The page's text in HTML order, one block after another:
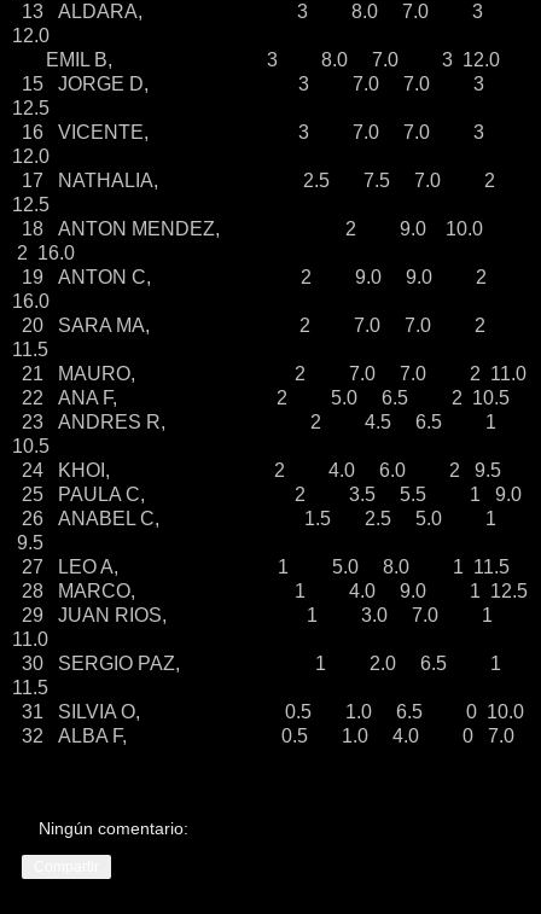
13 ALDARA, 3 8.0 7.0 3
12.0
EMIL B, 3 8.0 7.0 3 12.0
15 JORGE D, 3 7.0 7.0 3
12.5
16 VICENTE, 3 7.0 7.0 3
12.0
17 NATHALIA, 2.5 7.5 7.0 2
12.5
18 ANTON MENDEZ, 2 9.0 10.0
2 16.0
19 ANTON C, 2 9.0 9.0 2
16.0
20 SARA MA, 2 7.0 7.0 2
11.5
21 MAURO, 2 7.0 7.0 2 11.0
22 ANA F, 2 5.0 6.5 2 10.5
23 ANDRES R, 2 4.5 6.5 1
10.5
24 KHOI, 2 4.0 6.0 2 9.5
25 PAULA C, 2 3.5 5.5 1 9.0
26 ANABEL C, 1.5 2.5 5.0 1
9.5
27 LEO A, 1 5.0 8.0 1 11.5
28 MARCO, 1 4.0 9.0 1 12.5
29 JUAN RIOS, 1 3.0 7.0 1
11.0
30 SERGIO PAZ, 1 2.0 6.5 1
11.5
31 SILVIA O, 0.5 1.0 6.5 0 10.0
32 ALBA F, 0.5 1.0 4.0 0 7.0
Ningún comentario: